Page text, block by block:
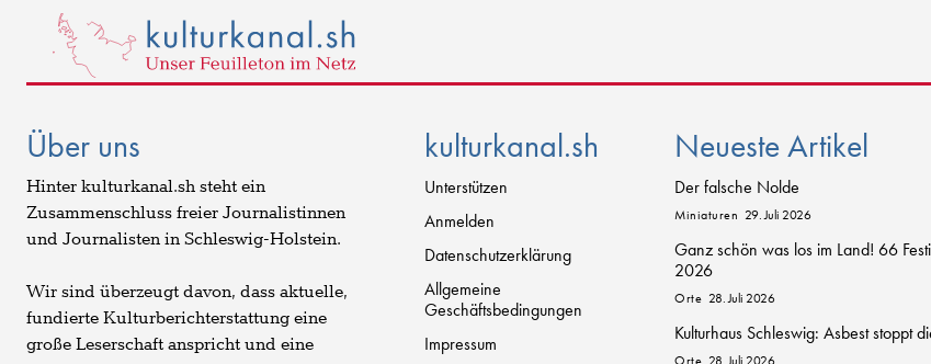
Über uns
Hinter kulturkanal.sh steht ein
Zusammenschluss freier Journalistinnen
und Journalisten in Schleswig-Holstein.
Wir sind überzeugt davon, dass aktuelle,
fundierte Kulturberichterstattung eine
große Leserschaft anspricht und eine
kulturkanal.sh
Unterstützen
Anmelden
Datenschutzerklärung
Allgemeine
Geschäftsbedingungen
Impressum
Neueste Artikel
Der falsche Nolde
Miniaturen 29. Juli 2026
Ganz schön was los im Land! 66
2026
Orte 28. Juli 2026
Kulturhaus Schleswig: Asbest stoppt